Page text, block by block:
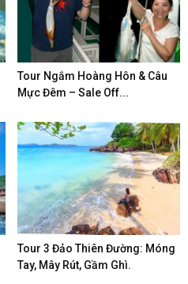
Tour Ngắm Hoàng Hôn & Câu
Mực Đêm – Sale Off...
Tour 3 Đảo Thiên Đường: Móng
Tay, Mây Rút, Gầm Ghì.